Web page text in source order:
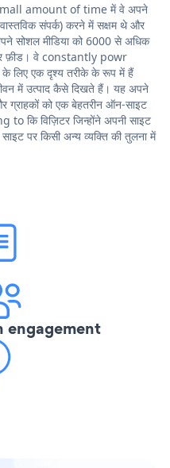
amount of time में वे अपने
संपर्क) करने में सक्षम थे और
सोशल मीडिया को 6000 से अधिक
फ़ीड। वे constantly powr
के लिए एक दृश्य तरीके के रूप में हैं
में उत्पाद कैसे दिखते हैं। यह अपने
ग्राहकों को एक बेहतरीन ऑन-साइट
कि विज़िटर जिन्होंने अपनी साइट
पर किसी अन्य व्यक्ति की तुलना में
engagement